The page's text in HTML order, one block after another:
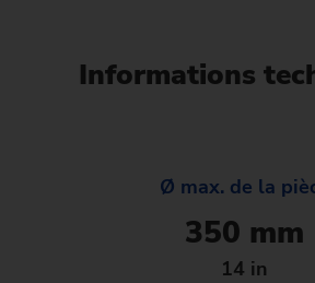
Informations
Ø max. de la
350 mm
14 in